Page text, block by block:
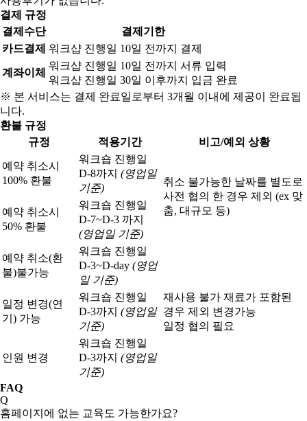
결제 규정
결제수단
결제기한
카드결제 워크샵 진행일 10일 전까지 결제
계좌이체
워크샵 진행일 10일 전까지 서류 입력
워크샵 진행일 30일 이후까지 입금 완료
※ 본 서비스는 결제 완료일로부터 3개월 이내에 제공이 완료됩
니다.
환불 규정
규정
적용기간 비고/예외 상황
예약 취소시
100% 환불
워크숍 진행일
D-8까지 (영업일
기준)
취소 불가능한 날짜를 별도로
사전 협의 한 경우 제외 (ex 맞
춤, 대규모 등)
예약 취소시
50% 환불
워크숍 진행일
D-7~D-3 까지
(영업일 기준)
예약 취소(환
불)불가능
워크숍 진행일
D-3~D-day (영업
일 기준)
일정 변경(연
기) 가능
워크숍 진행일
D-3까지 (영업일
기준)
재사용 불가 재료가 포함된
경우 제외 변경가능
일정 협의 필요
인원 변경
워크숍 진행일
D-3까지 (영업일
기준)
FAQ
Q
홈페이지에 없는 교육도 가능한가요?